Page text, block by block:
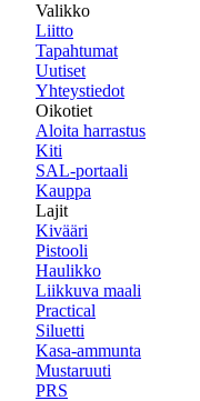
Valikko
Liitto
Tapahtumat
Uutiset
Yhteystiedot
Oikotiet
Aloita harrastus
Kiti
SAL-portaali
Kauppa
Lajit
Kivääri
Pistooli
Haulikko
Liikkuva maali
Practical
Siluetti
Kasa-ammunta
Mustaruuti
PRS